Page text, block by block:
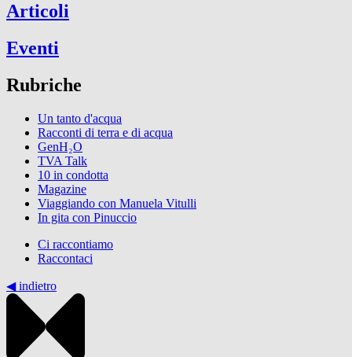
Articoli
Eventi
Rubriche
Un tanto d'acqua
Racconti di terra e di acqua
GenH₂O
TVA Talk
10 in condotta
Magazine
Viaggiando con Manuela Vitulli
In gita con Pinuccio
Ci raccontiamo
Raccontaci
◀︎ indietro